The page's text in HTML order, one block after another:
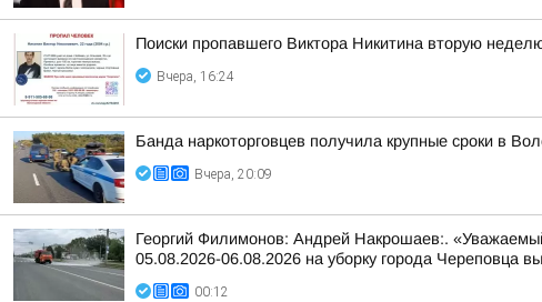
Поиски пропавшего Виктора Никитина вторую
Вчера, 16:24
Банда наркоторговцев получила крупные сроки в
Вчера, 20:09
Георгий Филимонов: Андрей Накрошаев:.
05.08.2026-06.08.2026 на уборку города Череповца
00:12